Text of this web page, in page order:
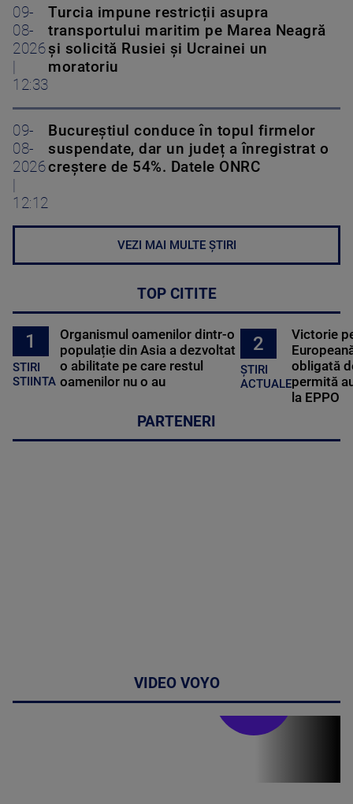
09-
08-
2026
12:33
Turcia impune restricții asupra
transportului maritim pe Marea Neagră
și solicită Rusiei și Ucrainei un
moratoriu
09-
08-
2026
12:12
Bucureștiul conduce în topul firmelor
suspendate, dar un județ a înregistrat o
creștere de 54%. Datele ONRC
VEZI MAI MULTE ȘTIRI
TOP CITITE
1
STIRI
STIINTA
Organismul oamenilor dintr-o
populație din Asia a dezvoltat
o abilitate pe care restul
oamenilor nu o au
2
ȘTIRI
ACTUALE
Victorie
obligată
permită
la EPPO
PARTENERI
VIDEO VOYO